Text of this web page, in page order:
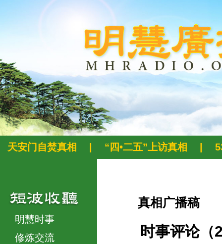
天安门自焚真相 “四•二五”上访真相
明慧时事
修炼交流
真相广播稿
时事评论（